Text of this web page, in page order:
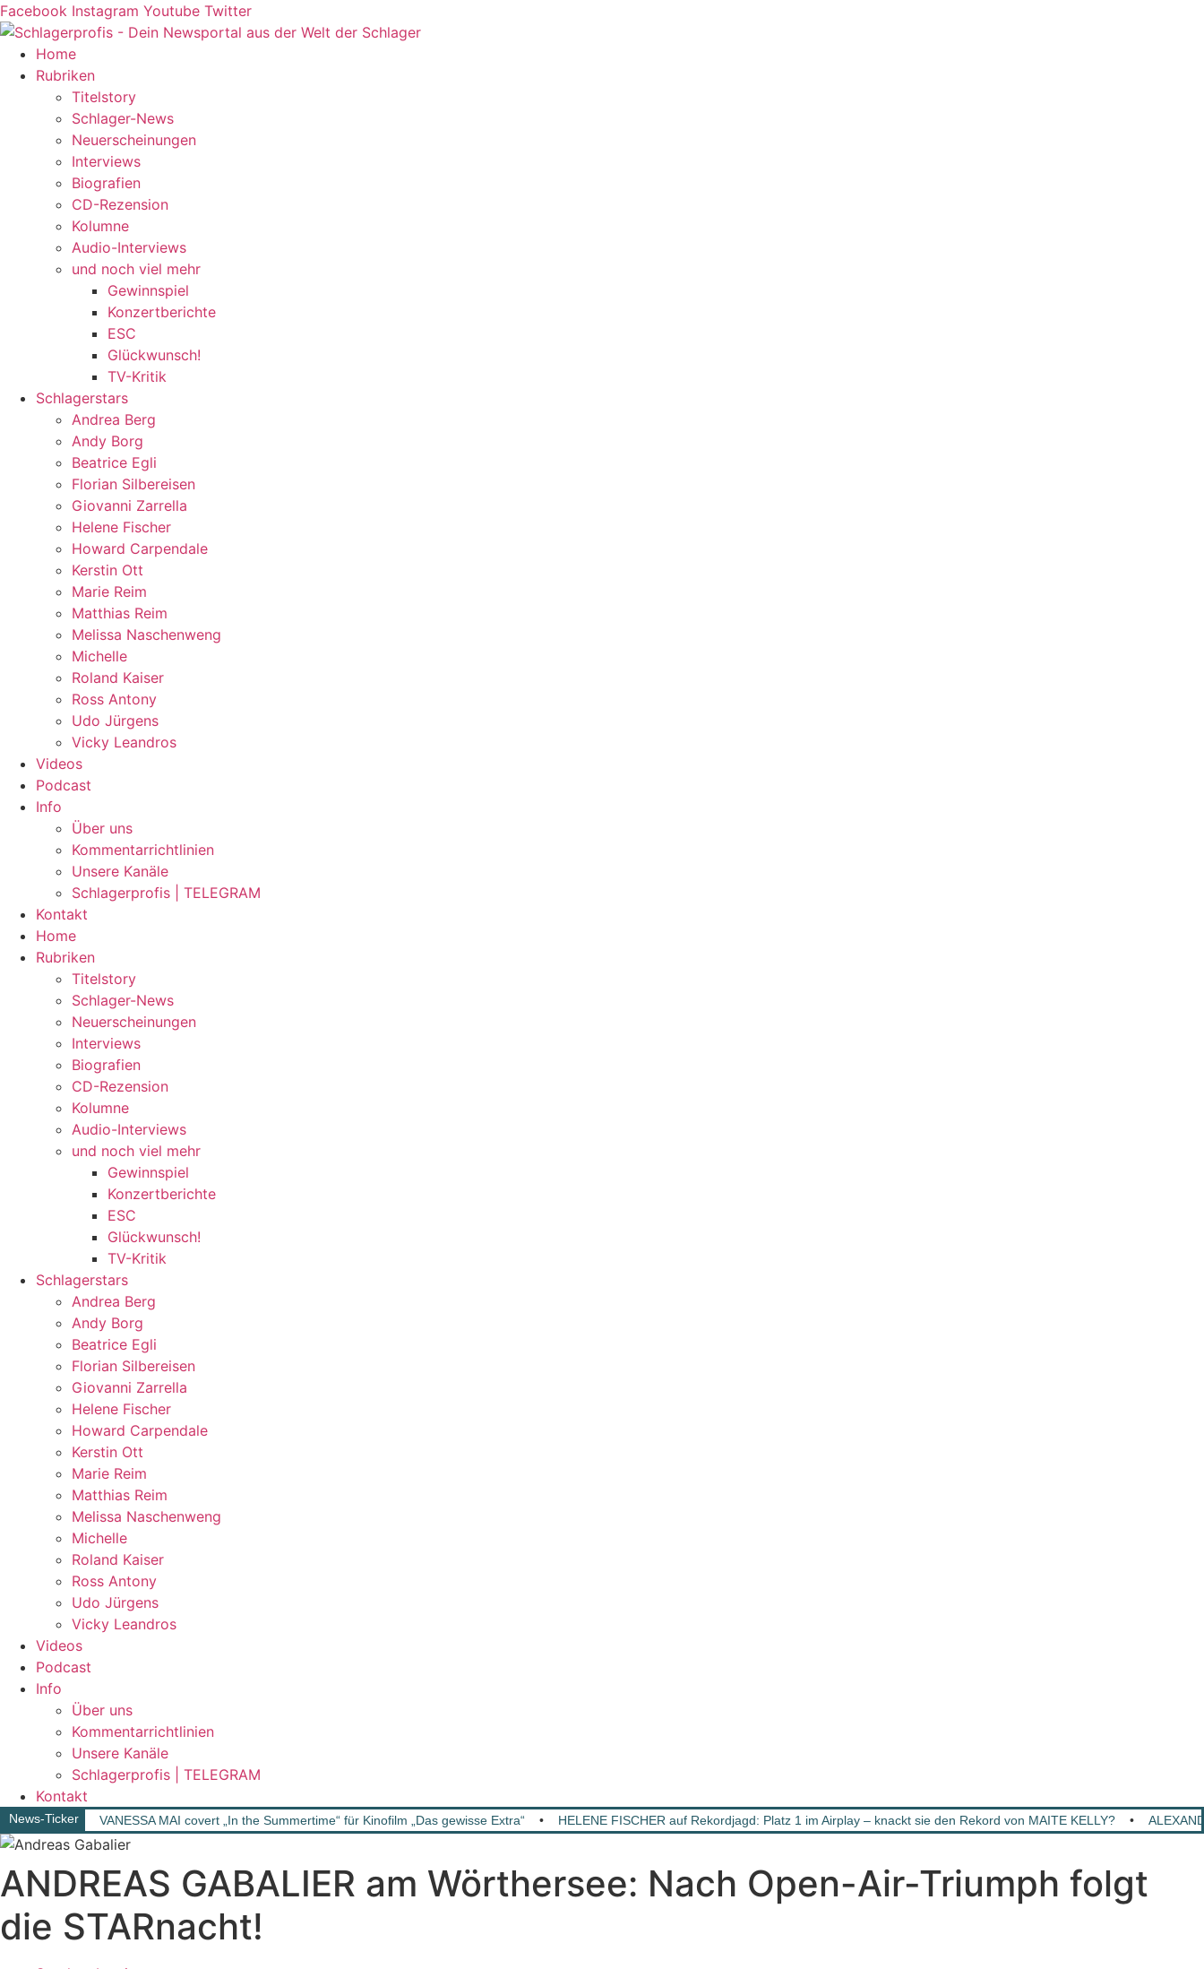
Zum
Inhalt
springen
Facebook Instagram Youtube Twitter
Home
Rubriken
Titelstory
Schlager-News
Neuerscheinungen
Interviews
Biografien
CD-Rezension
Kolumne
Audio-Interviews
und noch viel mehr
Gewinnspiel
Konzertberichte
ESC
Glückwunsch!
TV-Kritik
Schlagerstars
Andrea Berg
Andy Borg
Beatrice Egli
Florian Silbereisen
Giovanni Zarrella
Helene Fischer
Howard Carpendale
Kerstin Ott
Marie Reim
Matthias Reim
Melissa Naschenweng
Michelle
Roland Kaiser
Ross Antony
Udo Jürgens
Vicky Leandros
Videos
Podcast
Info
Über uns
Kommentarrichtlinien
Unsere Kanäle
Schlagerprofis | TELEGRAM
Kontakt
Home
Rubriken
Titelstory
Schlager-News
Neuerscheinungen
Interviews
Biografien
CD-Rezension
Kolumne
Audio-Interviews
und noch viel mehr
Gewinnspiel
Konzertberichte
ESC
Glückwunsch!
TV-Kritik
Schlagerstars
Andrea Berg
Andy Borg
Beatrice Egli
Florian Silbereisen
Giovanni Zarrella
Helene Fischer
Howard Carpendale
Kerstin Ott
Marie Reim
Matthias Reim
Melissa Naschenweng
Michelle
Roland Kaiser
Ross Antony
Udo Jürgens
Vicky Leandros
Videos
Podcast
Info
Über uns
Kommentarrichtlinien
Unsere Kanäle
Schlagerprofis | TELEGRAM
Kontakt
News-Ticker VANESSA MAI covert „In the Summertime“ für Kinofilm „Das gewisse Extra“ • HELENE FISCHER auf Rekordjagd: Platz 1 im Airplay – knackt sie den Rekord von MAITE KELLY? •
ANDREAS GABALIER am Wörthersee: Nach Open-Air-Triumph folgt
die STARnacht!